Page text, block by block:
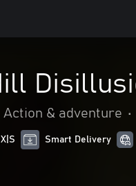
Action & adventure •
Smart Delivery